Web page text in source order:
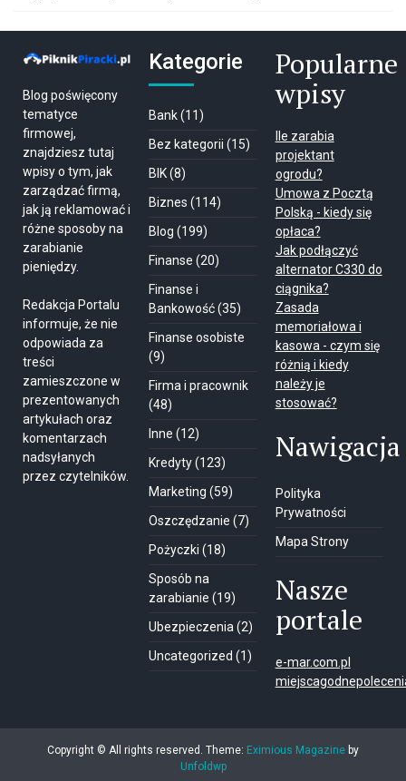
Blog poświęcony
tematyce
firmowej,
znajdziesz tutaj
wpisy o tym, jak
zarządzać firmą,
jak ją reklamować i
różne sposoby na
zarabianie
pieniędzy.
Redakcja Portalu
informuje, że nie
odpowiada za
treści
zamieszczone w
prezentowanych
artykułach oraz
komentarzach
nadsyłanych
przez czytelników.
Kategorie
Bank(11)
Bez kategorii (15)
BIK(8)
Biznes (114)
Blog (199)
Finanse (20)
Finanse i
Bankowość(35)
Finanse osobiste
(9)
Firma i pracownik
(48)
Inne (12)
Kredyty(123)
Marketing (59)
Oszczędzanie (7)
Pożyczki (18)
Sposób na
zarabianie (19)
Ubezpieczenia (2)
Uncategorized (1)
Popularne
wpisy
Ile zarabia
projektant
ogrodu?
Umowa z Pocztą
Polską - kiedy się
opłaca?
Jak podłączyć
alternator C330 do
ciągnika?
Zasada
memoriałowa i
kasowa - czym się
różnią i kiedy
należy je
stosować?
Nawigacja
Polityka
Prywatności
Mapa Strony
Nasze
portale
e-mar.com.pl
Copyright © All rights reserved. Theme: Eximious Magazine by
Unfoldwp